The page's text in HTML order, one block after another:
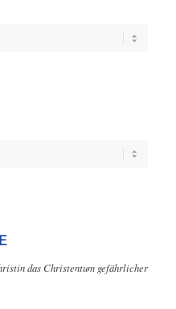
das Christentum gefährlicher